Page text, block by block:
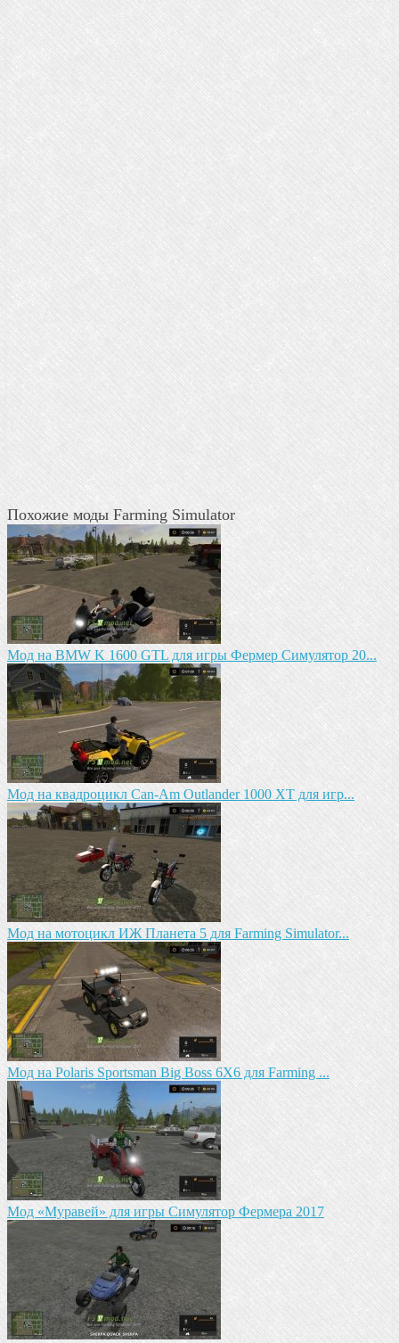
Похожие моды Farming Simulator
Мод на BMW K 1600 GTL для игры Фермер Симулятор 20...
Мод на квадроцикл Can-Am Outlander 1000 XT для игр...
Мод на мотоцикл ИЖ Планета 5 для Farming Simulator...
Мод на Polaris Sportsman Big Boss 6X6 для Farming ...
Мод «Муравей» для игры Симулятор Фермера 2017